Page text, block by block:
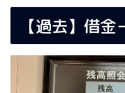
【過去】借